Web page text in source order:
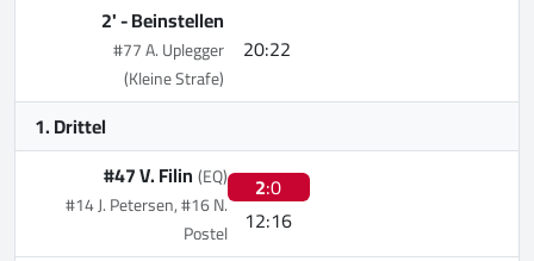
20:22
2' -Beinstellen
#77 A. Uplegger
(Kleine Strafe)
1. Drittel
2:0
12:16
#47 V. Filin(EQ)
#14 J. Petersen, #16 N.
Postel